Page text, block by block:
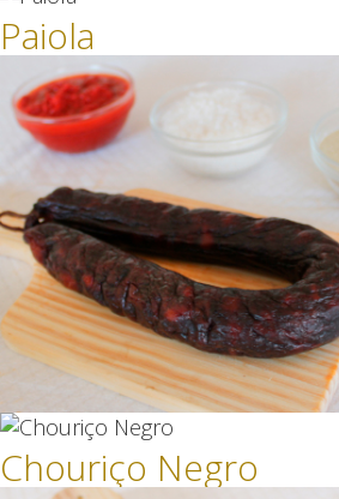
Paiola
Chouriço Negro